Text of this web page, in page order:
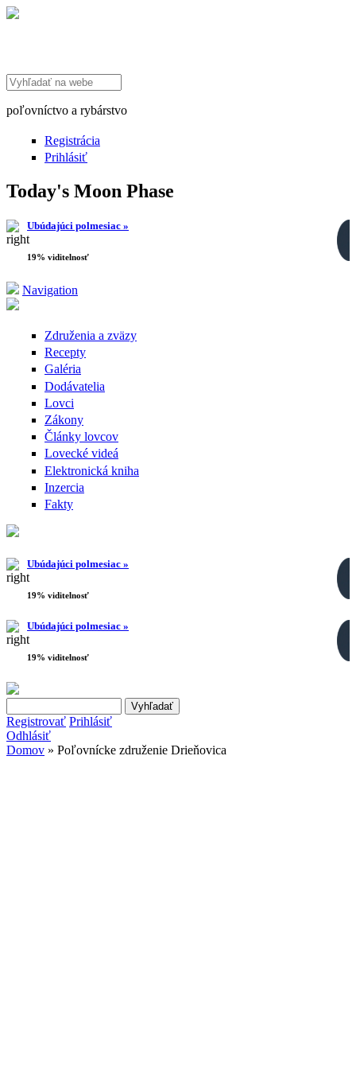
Search this site
poľovníctvo a rybárstvo
Registrácia
Prihlásiť
Today's Moon Phase
Ubúdajúci polmesiac »
19% viditelnosť
Navigation
Združenia a zväzy
Recepty
Galéria
Dodávatelia
Lovci
Zákony
Články lovcov
Lovecké videá
Elektronická kniha
Inzercia
Fakty
Ubúdajúci polmesiac »
19% viditelnosť
Ubúdajúci polmesiac »
19% viditelnosť
Vyhľadávanie
Registrovať Prihlásiť
Odhlásiť
Domov » Poľovnícke združenie Drieňovica